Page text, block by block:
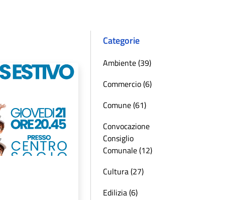
Categorie
Ambiente (39)
Commercio (6)
Comune (61)
Convocazione
Consiglio
Comunale (12)
Cultura (27)
Edilizia (6)